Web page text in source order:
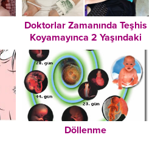
Doktorlar Zamanında Teşhis
Koyamayınca 2 Yaşındaki
Kız Hayatını Kaybetti – Aile
Şimdi Diğer Ebeveynleri
Uyarıyor
Döllenme